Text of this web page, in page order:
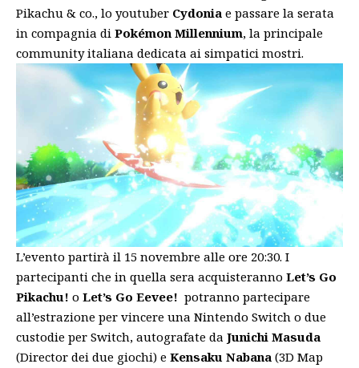
Pikachu & co., lo youtuber Cydonia e passare la serata
in compagnia di Pokémon Millennium, la principale
community italiana dedicata ai simpatici mostri.
L’evento partirà il 15 novembre alle ore 20:30. I
partecipanti che in quella sera acquisteranno Let’s Go
Pikachu! o Let’s Go Eevee! potranno partecipare
all’estrazione per vincere una Nintendo Switch o due
custodie per Switch, autografate da Junichi Masuda
(Director dei due giochi) e Kensaku Nabana (3D Map